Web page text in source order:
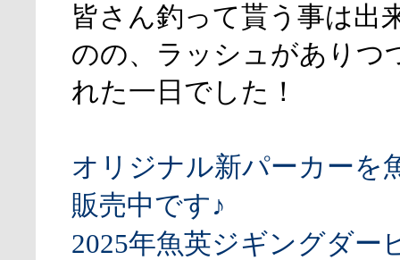
皆さん釣って貰う事は出
のの、ラッシュがありつ
れた一日でした！
オリジナル新パーカーを
販売中です♪
2025年魚英ジギングダー